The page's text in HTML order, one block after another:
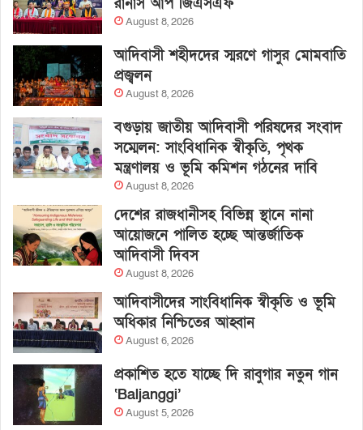
রানার্স আপ জিএসএফ
August 8, 2026
আদিবাসী শহীদদের স্মরণে গাসুর মোমবাতি
প্রজ্বলন
August 8, 2026
বগুড়ায় জাতীয় আদিবাসী পরিষদের সংবাদ
সম্মেলন: সাংবিধানিক স্বীকৃতি, পৃথক
মন্ত্রণালয় ও ভূমি কমিশন গঠনের দাবি
August 8, 2026
দেশের রাজধানীসহ বিভিন্ন স্থানে নানা
আয়োজনে পালিত হচ্ছে আন্তর্জাতিক
আদিবাসী দিবস
August 8, 2026
আদিবাসীদের সাংবিধানিক স্বীকৃতি ও ভূমি
অধিকার নিশ্চিতের আহ্বান
August 6, 2026
প্রকাশিত হতে যাচ্ছে দি রাবুগার নতুন গান
‘Baljanggi’
August 5, 2026